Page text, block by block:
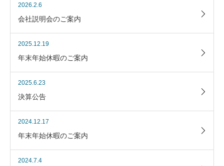
2026.2.6
会社説明会のご案内
2025.12.19
年末年始休暇のご案内
2025.6.23
決算公告
2024.12.17
年末年始休暇のご案内
2024.7.4